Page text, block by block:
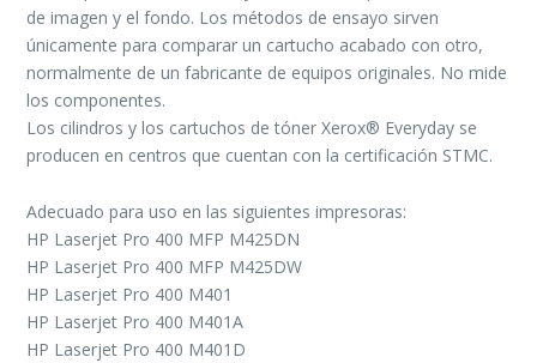
de imagen y el fondo. Los métodos de ensayo sirven
únicamente para comparar un cartucho acabado con otro,
normalmente de un fabricante de equipos originales. No mide
los componentes.
Los cilindros y los cartuchos de tóner Xerox® Everyday se
producen en centros que cuentan con la certificación STMC.
Adecuado para uso en las siguientes impresoras:
HP Laserjet Pro 400 MFP M425DN
HP Laserjet Pro 400 MFP M425DW
HP Laserjet Pro 400 M401
HP Laserjet Pro 400 M401A
HP Laserjet Pro 400 M401D